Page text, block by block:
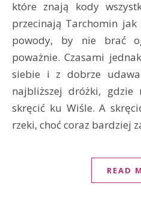
które znają kody
przecinają Tarchomin jak
powody, by nie brać
poważnie. Czasami
siebie i z dobrze
najbliższej dróżki, gdzie
skręcić ku Wiśle. A
rzeki, choć coraz bardziej
READ